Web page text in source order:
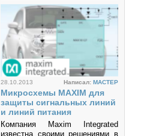
аккумуляторов типоразмера АА
большой ёмкости, что
позволяет...
28.10.2013 Написал: MACTEP
Микросхемы MAXIM для
защиты сигнальных линий
и линий питания
Компания Maxim Integrated
известна своими решениями в